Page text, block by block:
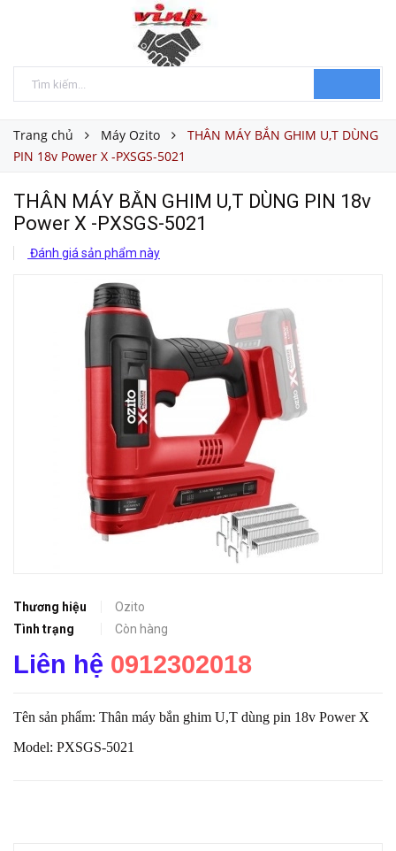
Trang chủ Máy Ozito
THÂN MÁY BẮN GHIM U,T DÙNG
PIN 18v Power X -PXSGS-5021
THÂN MÁY BẮN GHIM U,T DÙNG PIN 18v
Power X -PXSGS-5021
Đánh giá sản phẩm này
Thương hiệu
Ozito
Tình trạng
Còn hàng
Liên hệ 0912302018
Tên sản phẩm: Thân máy bắn ghim U,T dùng pin 18v Power X
Model: PXSGS-5021